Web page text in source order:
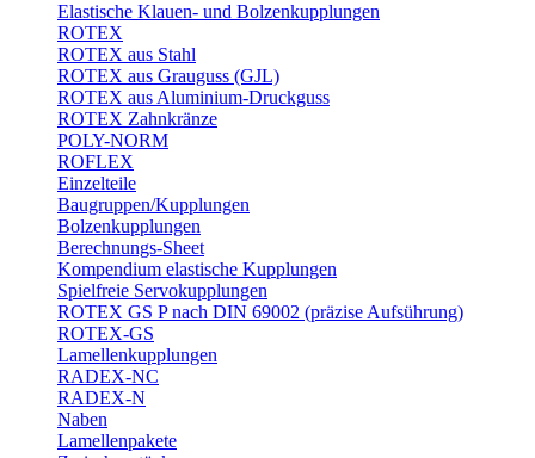
Elastische Klauen- und Bolzenkupplungen
ROTEX
ROTEX aus Stahl
ROTEX aus Grauguss (GJL)
ROTEX aus Aluminium-Druckguss
ROTEX Zahnkränze
POLY-NORM
ROFLEX
Einzelteile
Baugruppen/Kupplungen
Bolzenkupplungen
Berechnungs-Sheet
Kompendium elastische Kupplungen
Spielfreie Servokupplungen
ROTEX GS P nach DIN 69002 (präzise Aufsührung)
ROTEX-GS
Lamellenkupplungen
RADEX-NC
RADEX-N
Naben
Lamellenpakete